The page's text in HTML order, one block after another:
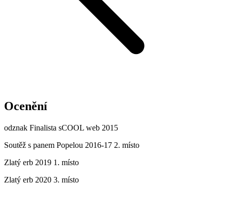
Ocenění
odznak Finalista sCOOL web 2015
Soutěž s panem Popelou 2016-17 2. místo
Zlatý erb 2019 1. místo
Zlatý erb 2020 3. místo